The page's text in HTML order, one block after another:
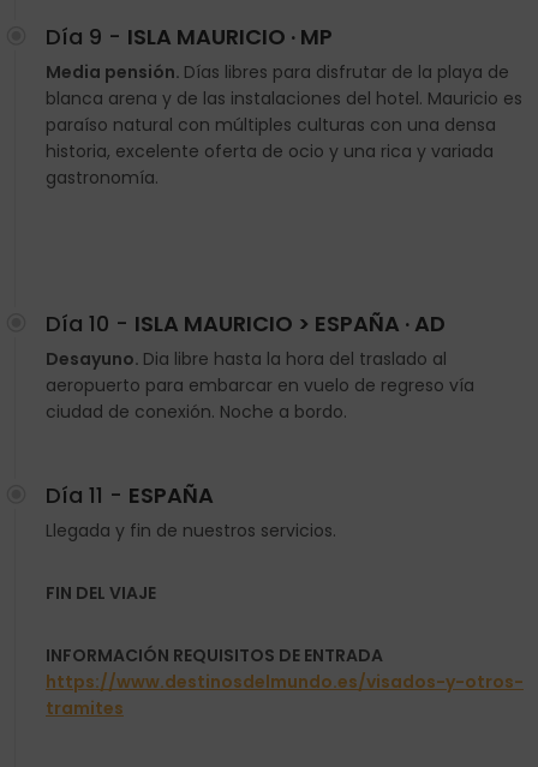
Día 9 - ISLA MAURICIO · MP
Media pensión. Días libres para disfrutar de la playa de
blanca arena y de las instalaciones del hotel. Mauricio es
paraíso natural con múltiples culturas con una densa
historia, excelente oferta de ocio y una rica y variada
gastronomía.
Día 10 - ISLA MAURICIO > ESPAÑA · AD
Desayuno. Dia libre hasta la hora del traslado al
aeropuerto para embarcar en vuelo de regreso vía
ciudad de conexión. Noche a bordo.
Día 11 - ESPAÑA
Llegada y fin de nuestros servicios.
FIN DEL VIAJE
INFORMACIÓN REQUISITOS DE ENTRADA
https://www.destinosdelmundo.es/visados-y-otros-
tramites